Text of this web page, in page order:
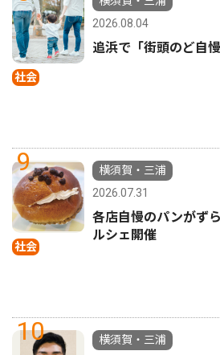
社会
2026.08.04
追浜で「街頭のど自
9
社会
横須賀・三浦
2026.07.31
各店自慢のパンがず
ルシェ開催
10
横須賀・三浦